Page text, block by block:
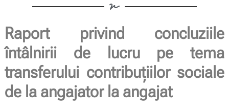
Raport privind concluziile
întâlnirii de lucru pe tema
transferului contribuțiilor sociale
de la angajator la angajat